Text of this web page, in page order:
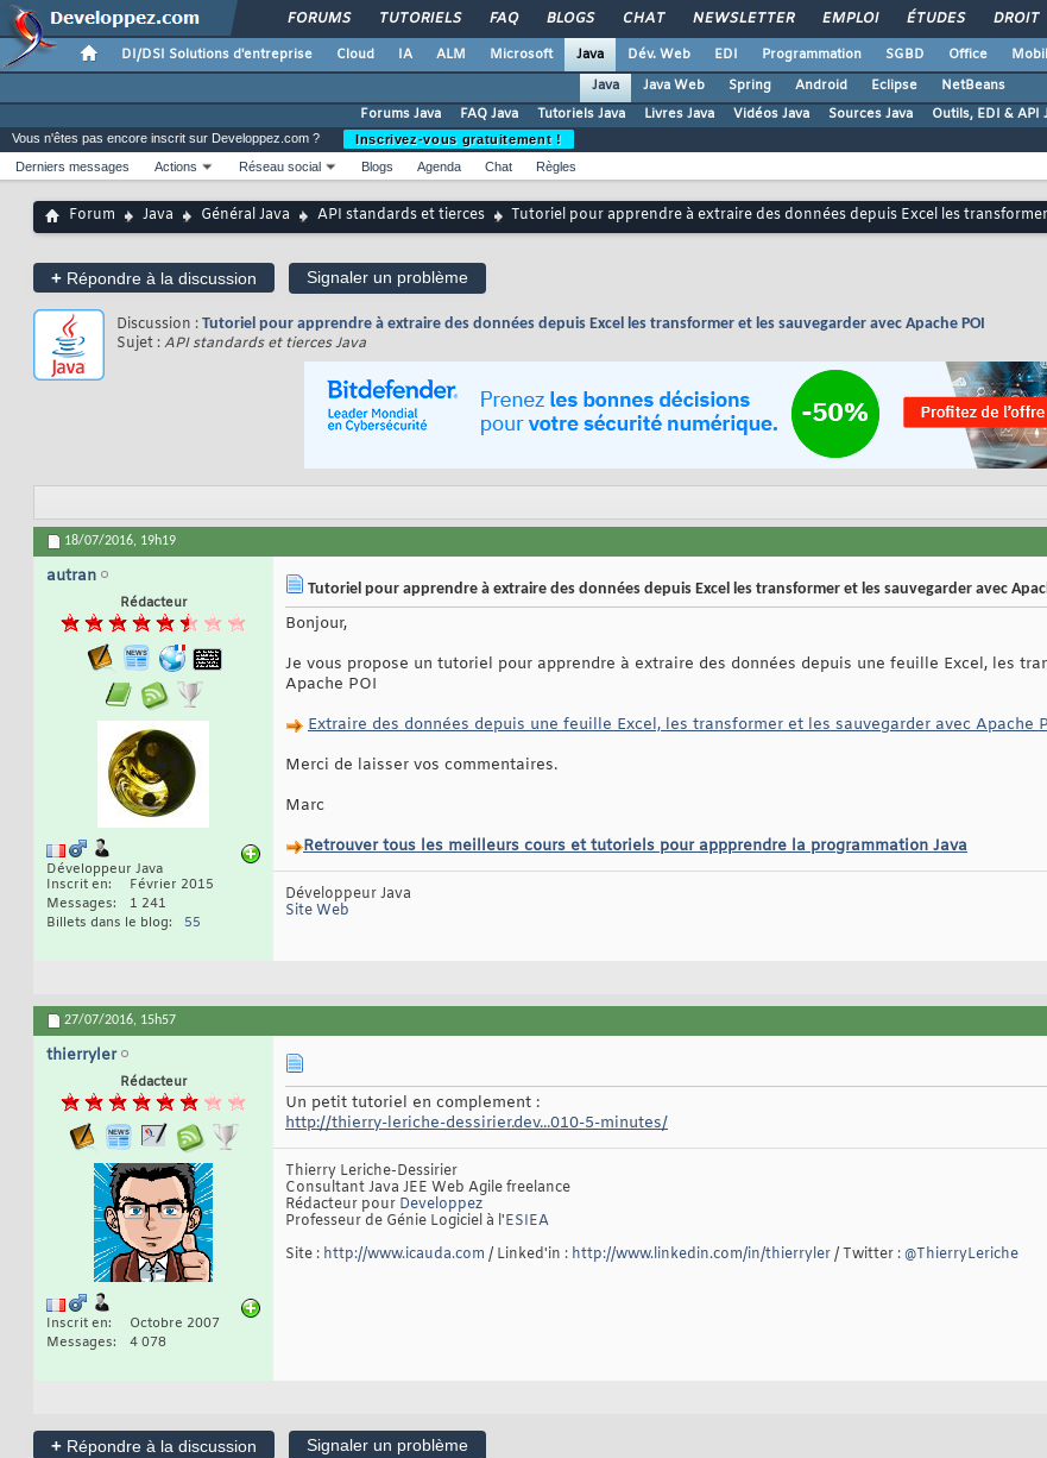
FORUMS TUTORIELS FAQ BLOGS CHAT NEWSLETTER EMPLOI ÉTUDES DROIT
DI/DSI Solutions d'entreprise Cloud IA ALM Microsoft Java Dév. Web EDI Programmation SGBD Office
Java
Java Web Spring Android Eclipse
NetBeans
Forums Java
FAQ Java Tutoriels Java Livres Java Vidéos Java Sources Java Outils, EDI & API
Vous n'êtes pas encore inscrit sur Developpez.com ?
Inscrivez-vous gratuitement !
Derniers messages
Actions Réseau social Blogs Agenda Chat Règles
Forum Java Général Java API standards et tierces Tutoriel pour apprendre à extraire des données depuis Excel les
+ Répondre à la discussion Signaler un problème
Discussion : Tutoriel pour apprendre à extraire des données depuis Excel les transformer et les sauvegarder avec Apache POI
Sujet :API standards et tierces Java
18/07/2016, 19h19
autran
Rédacteur
Développeur Java
Inscrit en
Février 2015
Messages
1 241
Billets dans le blog
55
Tutoriel pour apprendre à extraire des données depuis Excel les transformer et les sauvegarder avec
Bonjour,
Je vous propose un tutoriel pour apprendre à extraire des données depuis une feuille Excel, les
Apache POI
Extraire des données depuis une feuille Excel, les transformer et les sauvegarder avec Apache
Merci de laisser vos commentaires.
Marc
Retrouver tous les meilleurs cours et tutoriels pour appprendre la programmation Java
Développeur Java
Site Web
27/07/2016, 15h57
thierryler
Rédacteur
Inscrit en
Octobre 2007
Messages
4 078
Un petit tutoriel en complement :
http://thierry-leriche-dessirier.dev...010-5-minutes/
Thierry Leriche-Dessirier
Consultant Java JEE Web Agile freelance
Rédacteur pour Developpez
Professeur de Génie Logiciel à l'ESIEA
Site : http://www.icauda.com / Linked'in : http://www.linkedin.com/in/thierryler/ Twitter :@ThierryLeriche
+ Répondre à la discussion
Signaler un problème